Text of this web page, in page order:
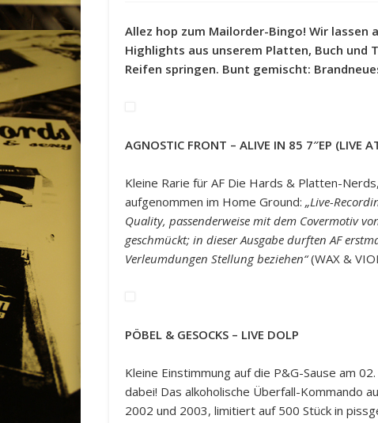
Allez hop zum Mailorder-Bingo! Wir lassen
Highlights aus unserem Platten, Buch und
Reifen springen. Bunt gemischt:
AGNOSTIC FRONT – ALIVE IN 85 7″EP (LIVE
Kleine Rarie für AF Die Hards & Platten-
aufgenommen im Home Ground:„Live-
Quality, passenderweise mit dem Covermotiv
geschmückt; in dieser Ausgabe durften AF
Verleumdungen Stellung beziehen“(WAX &
PÖBEL & GESOCKS – LIVE DOLP
Kleine Einstimmung auf die P&G-Sause am
dabei! Das alkoholische Überfall-Kommando
2002 und 2003, limitiert auf 500 Stück in